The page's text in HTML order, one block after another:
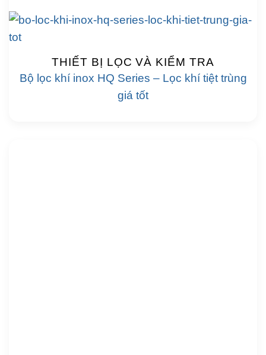
THIẾT BỊ LỌC VÀ KIỂM TRA
Bộ lọc khí inox HQ Series – Lọc khí tiệt trùng
giá tốt